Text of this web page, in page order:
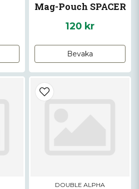
Mag-Pouch SPACER
Glock
120 kr
Bevaka
DOUBLE ALPHA